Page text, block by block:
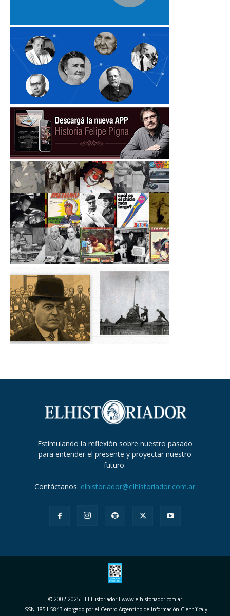
Estimulando la reflexión sobre nuestro pasado
para entender el presente y proyectar nuestro
futuro.
Contáctanos: elhistoriador@elhistoriador.com.ar
© 2002-2025 - El Historiador I www.elhistoriador.com.ar
ISSN 1851-5843 otorgado por el Centro Argentino de Información Científica y